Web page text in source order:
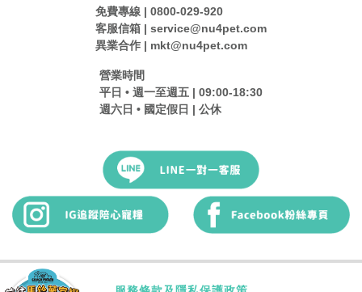
免費專線 | 0800-029-920
客服信箱 | service@nu4pet.com
異業合作 | mkt@nu4pet.com
營業時間
平日 • 週一至週五 | 09:00-18:30
週六日 • 國定假日 | 公休